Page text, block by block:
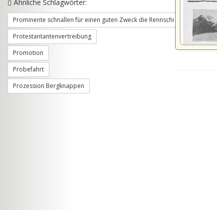
Ähnliche Schlagwörter:
Prominente schnallen für einen guten Zweck die Rennschi an
Protestantantenvertreibung
Promotion
Probefahrt
Prozession Bergknappen